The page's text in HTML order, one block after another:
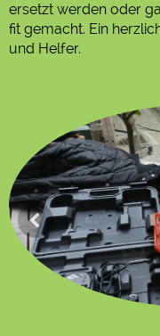
ersetzt werden oder
fit gemacht. Ein
und Helfer.